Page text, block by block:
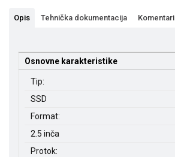
Opis Tehnička dokumentacija Komentari
Osnovne karakteristike
Tip:
SSD
Format:
2.5 inča
Protok: